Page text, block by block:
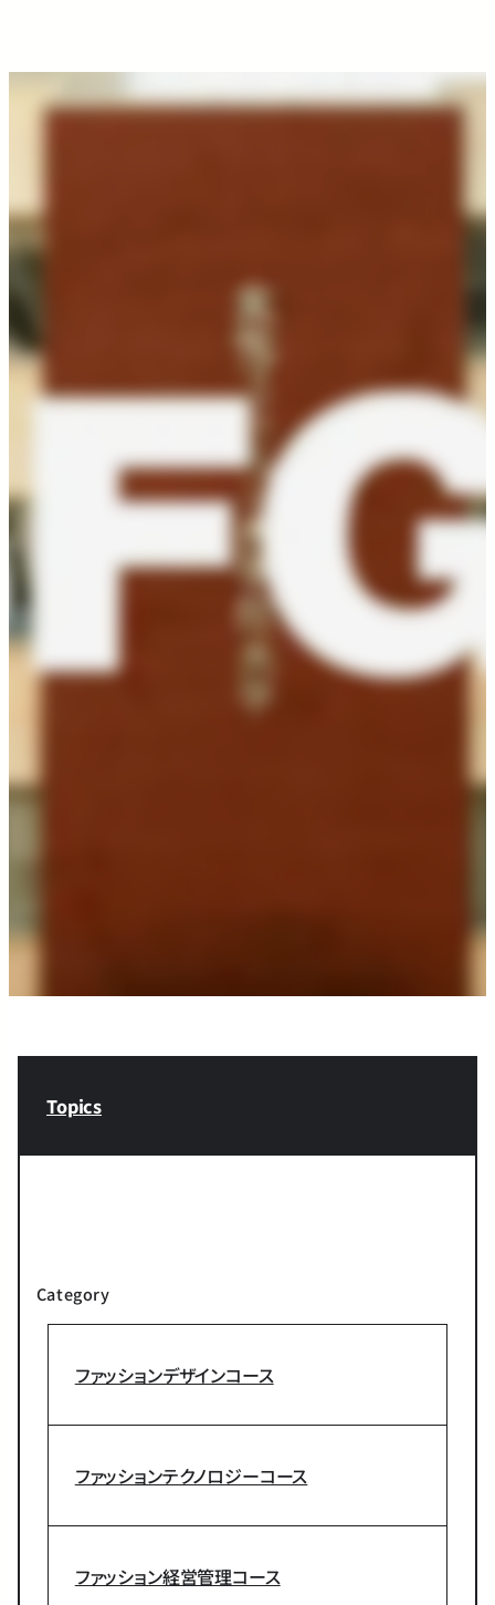
Topics
Category
ファッションデザインコース
ファッションテクノロジーコース
ファッション経営管理コース